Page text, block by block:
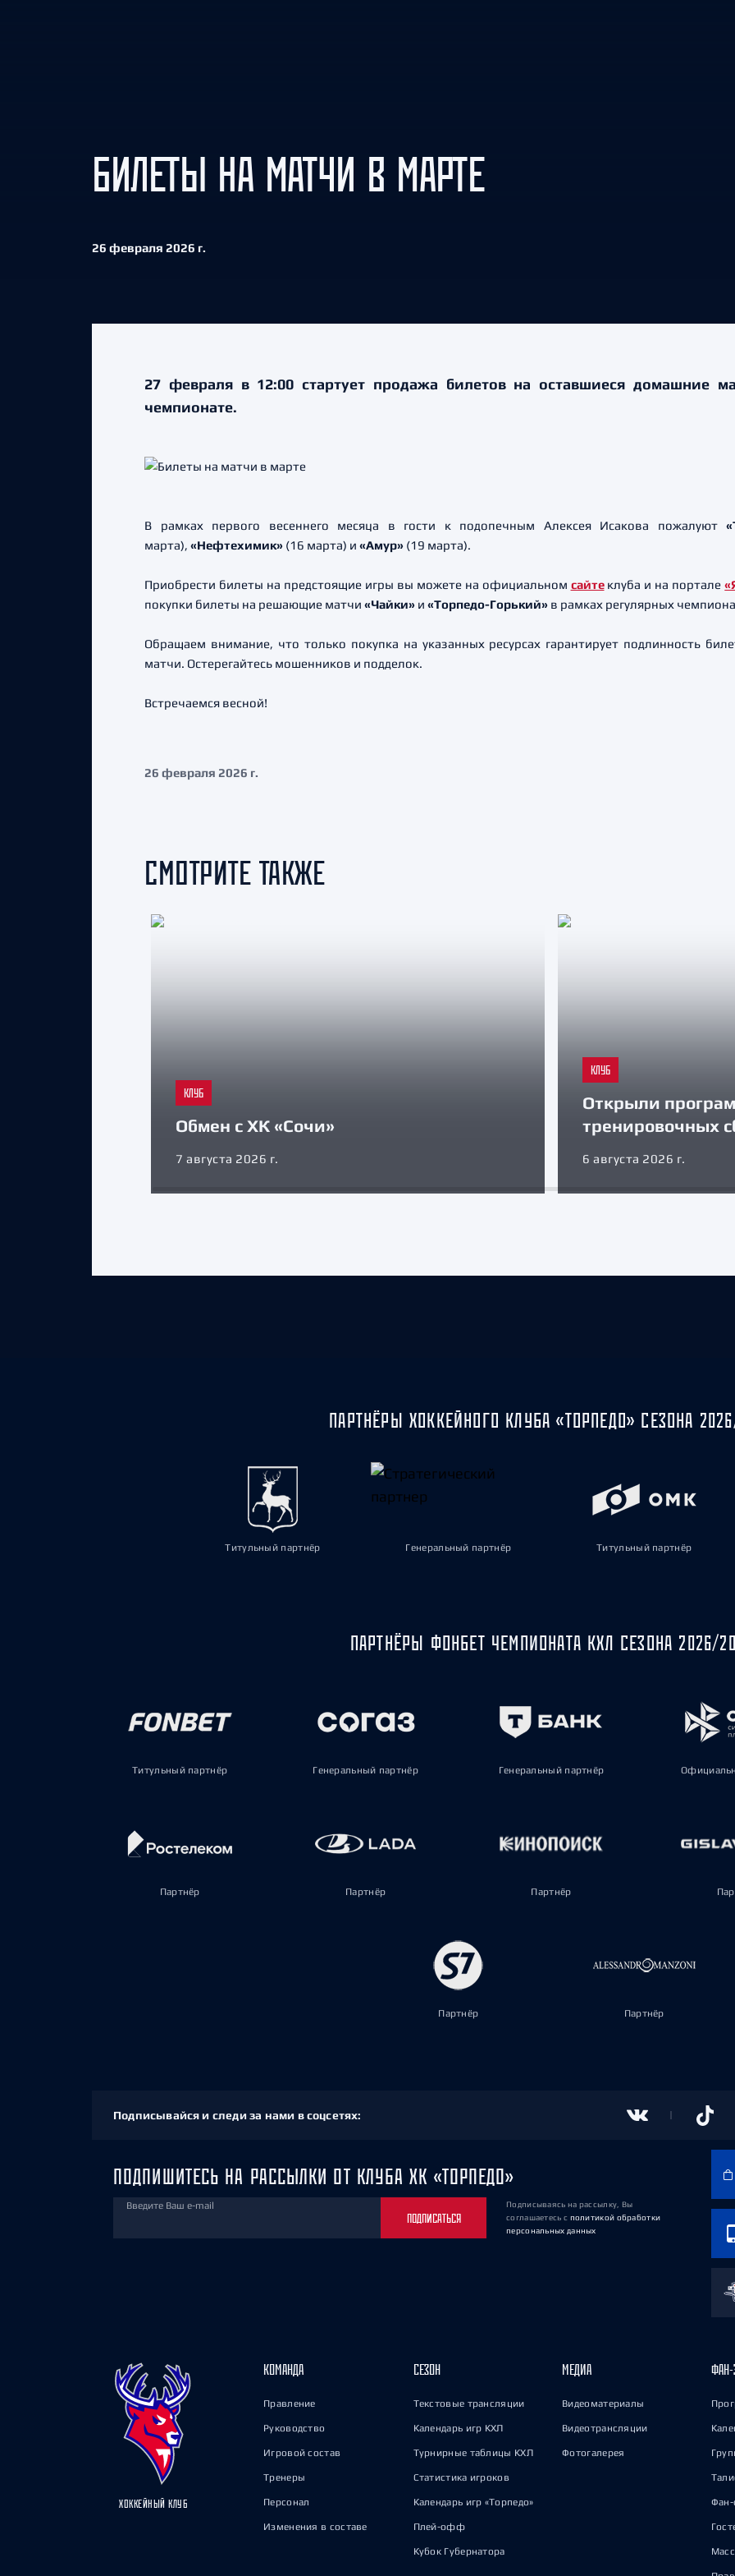
БИЛЕТЫ НА МАТЧИ В МАРТЕ
26 февраля 2026 г.
27 февраля в 12:00 стартует продажа билетов на оставшиеся домашние
чемпионате.
В рамках первого весеннего месяца в гости к подопечным Алексея Исакова пожалуют
марта), «Нефтехимик» (16 марта) и «Амур» (19 марта).
Приобрести билеты на предстоящие игры вы можете на официальном сайтеклуба и на портале
покупки билеты на решающие матчи «Чайки» и «Торпедо-Горький» в рамках регулярных
Обращаем внимание, что только покупка на указанных ресурсах гарантирует подлинность
матчи. Остерегайтесь мошенников и подделок.
Встречаемся весной!
26 февраля 2026 г.
СМОТРИТЕ ТАКЖЕ
КЛУБ
Обмен с ХК «Сочи»
7 августа 2026 г.
КЛУБ
Открыли
тренировочных
6 августа 2026 г.
ПАРТНЁРЫ ХОККЕЙНОГО КЛУБА «ТОРПЕДО» СЕЗОНА
Титульный партнёр Генеральный партнёр Титульный партнёр
ПАРТНЁРЫ ФОНБЕТ ЧЕМПИОНАТА КХЛ СЕЗОНА 2026/
Титульный партнёр Генеральный партнёр Генеральный партнёр
Партнёр Партнёр Партнёр
Партнёр Партнёр
Подписывайся и следи за нами в соцсетях:
ПОДПИШИТЕСЬ НА РАССЫЛКИ ОТ КЛУБА ХК «ТОРПЕДО»
Введите Ваш e-mail
ПОДПИСАТЬСЯ
Подписываясь на рассылку, Вы
соглашаетесь с политикой обработки
персональных данных
ХОККЕЙНЫЙ КЛУБ
КОМАНДА
Правление
Руководство
Игровой состав
Тренеры
Персонал
Изменения в составе
СЕЗОН
Текстовые трансляции
Календарь игр КХЛ
Турнирные таблицы КХЛ
Статистика игроков
Календарь игр «Торпедо»
Плей-офф
Кубок Губернатора
МЕДИА
Видеоматериалы
Видеотрансляции
Фотогалерея
ФАН-
Фан-